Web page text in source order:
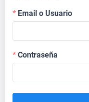
Email o Usuario
Contraseña